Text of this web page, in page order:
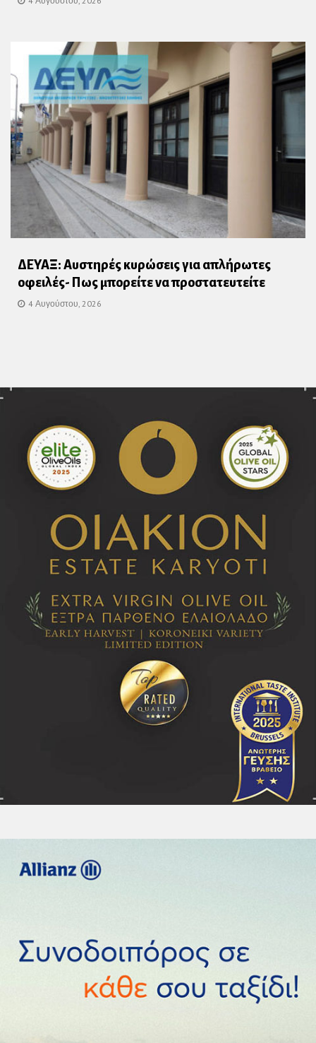
ΔΕΥΑΞ: Αυστηρές κυρώσεις για απλήρωτες
οφειλές- Πως μπορείτε να προστατευτείτε
4 Αυγούστου, 2026